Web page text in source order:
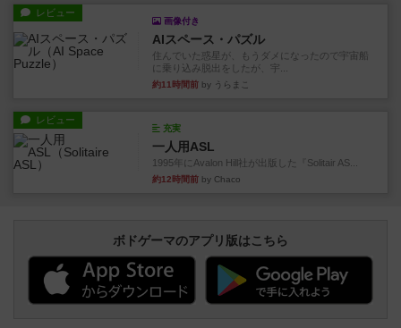
レビュー
画像付き
AIスペース・パズル
住んでいた惑星が、もうダメになったので宇宙船
に乗り込み脱出をしたが、宇...
約11時間前 by うらまこ
レビュー
充実
一人用ASL
1995年にAvalon Hill社が出版した『Solitair AS...
約12時間前 by Chaco
ボドゲーマのアプリ版はこちら